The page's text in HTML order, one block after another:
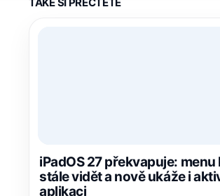
iPadOS 27 překvapuje: menu
stále vidět a nově ukáže i
aplikaci